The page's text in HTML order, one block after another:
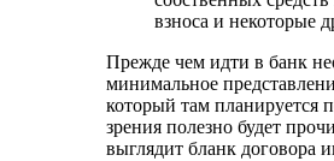
взноса и некоторые
Прежде чем идти в банк
минимальное
который там планируется
зрения полезно будет
выглядит бланк договора